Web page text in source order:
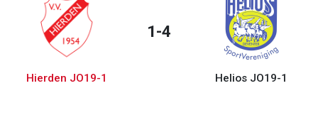
Hierden JO19-1
1-4
Helios JO19-1